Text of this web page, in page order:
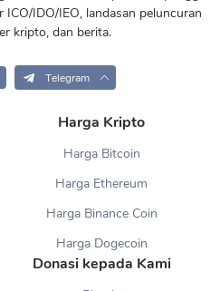
IDO/IEO, landasan peluncuran
kripto, dan berita.
Telegram
Harga Kripto
Harga Bitcoin
Harga Ethereum
Harga Binance Coin
Harga Dogecoin
Donasi kepada Kami